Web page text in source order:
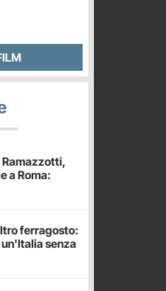
Ramazzotti,
a Roma:
ferragosto:
senza